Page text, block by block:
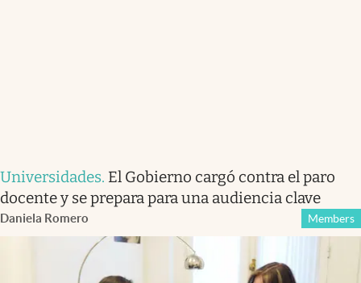
Universidades. El Gobierno cargó contra el paro
docente y se prepara para una audiencia clave
Daniela Romero Members